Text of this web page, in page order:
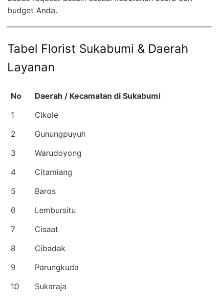
budget Anda.
Tabel Florist Sukabumi & Daerah
Layanan
No
Daerah / Kecamatan di Sukabumi
1
Cikole
2
Gunungpuyuh
3
Warudoyong
4
Citamiang
5
Baros
6
Lembursitu
7
Cisaat
8
Cibadak
9
Parungkuda
10
Sukaraja